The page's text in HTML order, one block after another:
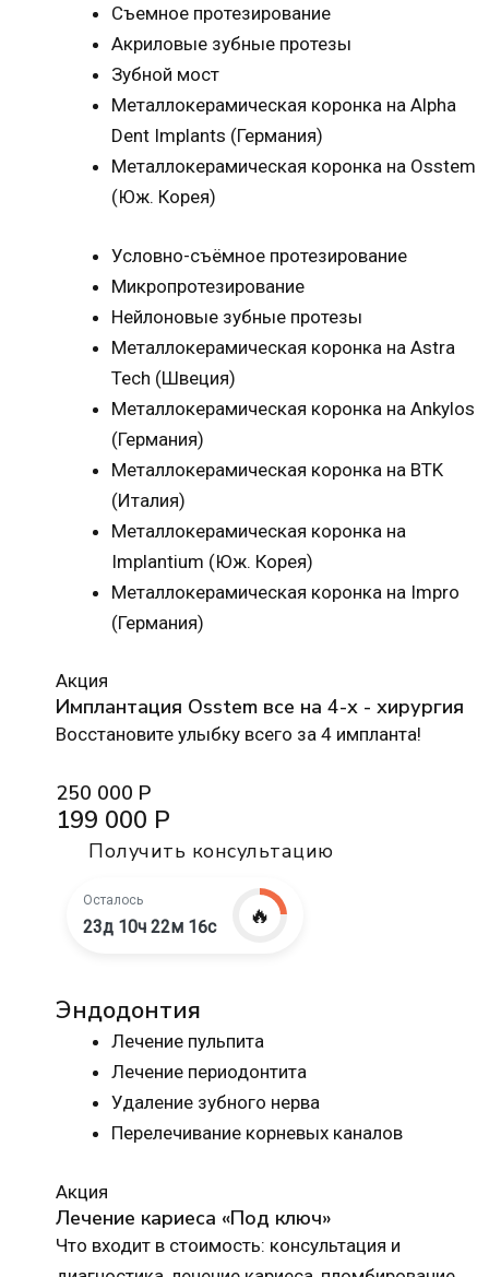
Съемное протезирование
Акриловые зубные протезы
Зубной мост
Металлокерамическая коронка на Alpha
Dent Implants (Германия)
Металлокерамическая коронка на Osstem
(Юж. Корея)
Условно-съёмное протезирование
Микропротезирование
Нейлоновые зубные протезы
Металлокерамическая коронка на Astra
Tech (Швеция)
Металлокерамическая коронка на Ankylos
(Германия)
Металлокерамическая коронка на BTK
(Италия)
Металлокерамическая коронка на
Implantium (Юж. Корея)
Металлокерамическая коронка на Impro
(Германия)
Акция
Имплантация Osstem все на 4-х - хирургия
Восстановите улыбку всего за 4 импланта!
250 000 Р
199 000 Р
Получить консультацию
Осталось
23д 10ч 22м 15с 🔥
Эндодонтия
Лечение пульпита
Лечение периодонтита
Удаление зубного нерва
Перелечивание корневых каналов
Акция
Лечение кариеса «Под ключ»
Что входит в стоимость: консультация и